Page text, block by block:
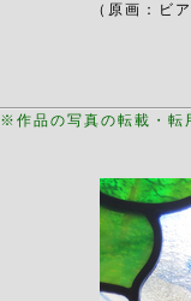
（原画：ビ
※作品の写真の転載・転